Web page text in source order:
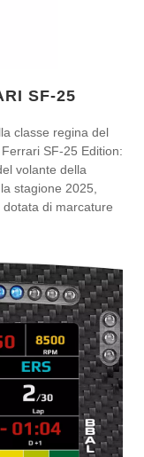
SF-25
classe regina del
SF-25 Edition:
volante della
stagione 2025,
di marcature